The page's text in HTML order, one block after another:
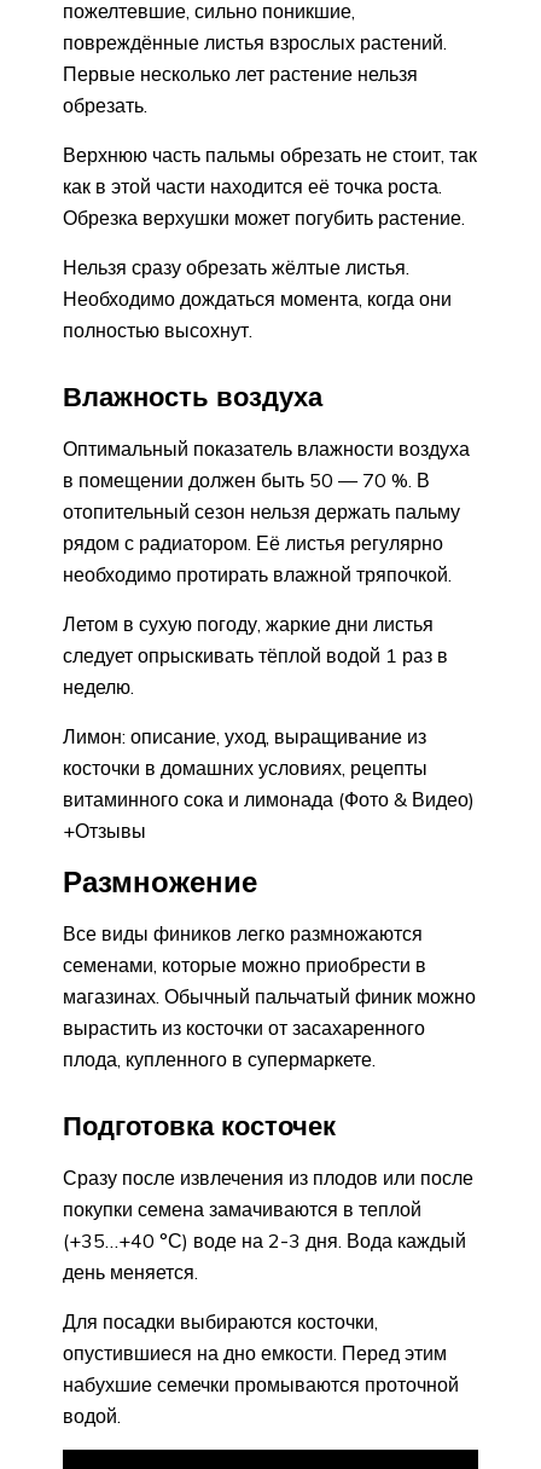
пожелтевшие, сильно поникшие,
повреждённые листья взрослых растений.
Первые несколько лет растение нельзя
обрезать.
Верхнюю часть пальмы обрезать не стоит, так
как в этой части находится её точка роста.
Обрезка верхушки может погубить растение.
Нельзя сразу обрезать жёлтые листья.
Необходимо дождаться момента, когда они
полностью высохнут.
Влажность воздуха
Оптимальный показатель влажности воздуха
в помещении должен быть 50 — 70 %. В
отопительный сезон нельзя держать пальму
рядом с радиатором. Её листья регулярно
необходимо протирать влажной тряпочкой.
Летом в сухую погоду, жаркие дни листья
следует опрыскивать тёплой водой 1 раз в
неделю.
Лимон: описание, уход, выращивание из
косточки в домашних условиях, рецепты
витаминного сока и лимонада (Фото & Видео)
+Отзывы
Размножение
Все виды фиников легко размножаются
семенами, которые можно приобрести в
магазинах. Обычный пальчатый финик можно
вырастить из косточки от засахаренного
плода, купленного в супермаркете.
Подготовка косточек
Сразу после извлечения из плодов или после
покупки семена замачиваются в теплой
(+35…+40 °С) воде на 2-3 дня. Вода каждый
день меняется.
Для посадки выбираются косточки,
опустившиеся на дно емкости. Перед этим
набухшие семечки промываются проточной
водой.